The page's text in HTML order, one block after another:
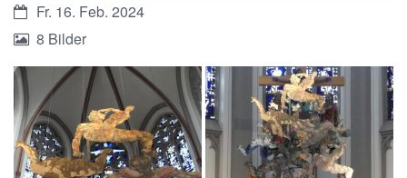
Fr. 16. Feb. 2024
8 Bilder